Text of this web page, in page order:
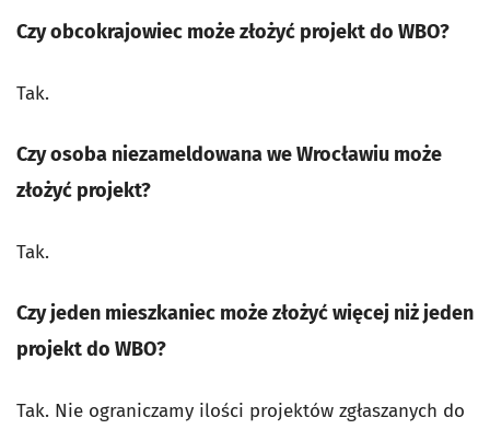
Czy obcokrajowiec może złożyć projekt do WBO?
Tak.
Czy osoba niezameldowana we Wrocławiu może
złożyć projekt?
Tak.
Czy jeden mieszkaniec może złożyć więcej niż jeden
projekt do WBO?
Tak. Nie ograniczamy ilości projektów zgłaszanych do